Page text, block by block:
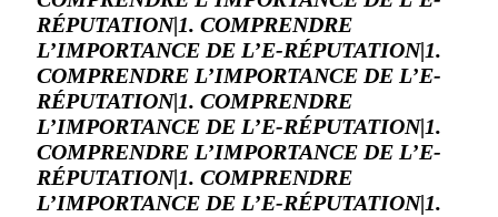
RÉPUTATION|1. COMPRENDRE
L’IMPORTANCE DE L’E-RÉPUTATION|1.
COMPRENDRE L’IMPORTANCE DE L’E-
RÉPUTATION|1. COMPRENDRE
L’IMPORTANCE DE L’E-RÉPUTATION|1.
COMPRENDRE L’IMPORTANCE DE L’E-
RÉPUTATION|1. COMPRENDRE
L’IMPORTANCE DE L’E-RÉPUTATION|1.